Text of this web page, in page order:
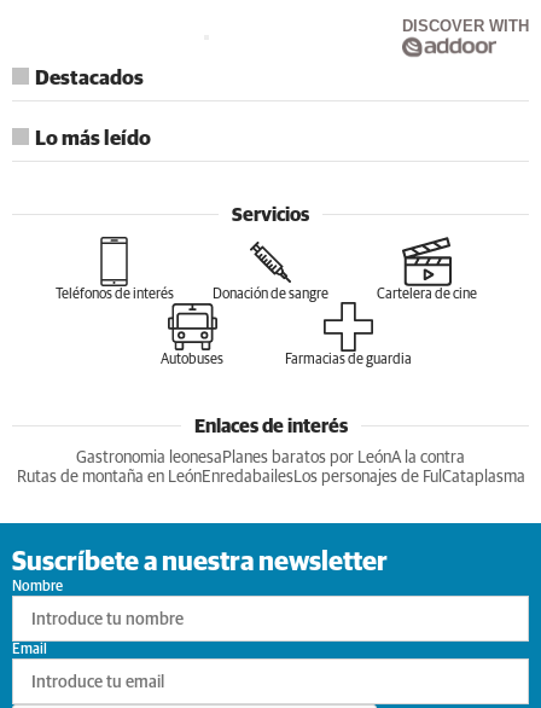
DISCOVER WITH
Destacados
Lo más leído
Servicios
Teléfonos de interés Donación de sangre Cartelera de cine
Autobuses Farmacias de guardia
Enlaces de interés
Gastronomia leonesa Planes baratos por LeónA la contra
Rutas de montaña en LeónEnredabailesLos personajes de Ful Cataplasma
Suscríbete a nuestra newsletter
Nombre
Email